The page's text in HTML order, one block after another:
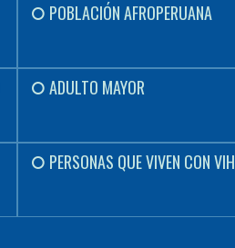
POBLACIÓN AFROPERUANA
ADULTO MAYOR
PERSONAS QUE VIVEN CON VIH